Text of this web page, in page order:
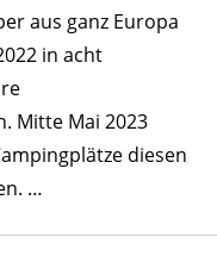
aus ganz Europa
in acht
Mitte Mai 2023
diesen
…